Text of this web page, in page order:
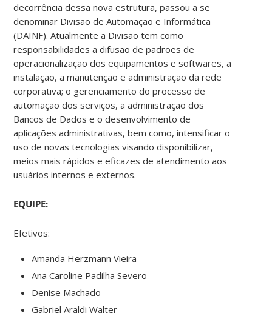
decorrência dessa nova estrutura, passou a se
denominar Divisão de Automação e Informática
(DAINF). Atualmente a Divisão tem como
responsabilidades a difusão de padrões de
operacionalização dos equipamentos e softwares, a
instalação, a manutenção e administração da rede
corporativa; o gerenciamento do processo de
automação dos serviços, a administração dos
Bancos de Dados e o desenvolvimento de
aplicações administrativas, bem como, intensificar o
uso de novas tecnologias visando disponibilizar,
meios mais rápidos e eficazes de atendimento aos
usuários internos e externos.
EQUIPE:
Efetivos:
Amanda Herzmann Vieira
Ana Caroline Padilha Severo
Denise Machado
Gabriel Araldi Walter